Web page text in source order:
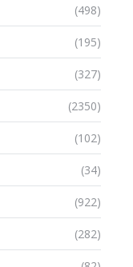
(498)
(195)
(327)
(2350)
(102)
(34)
(922)
(282)